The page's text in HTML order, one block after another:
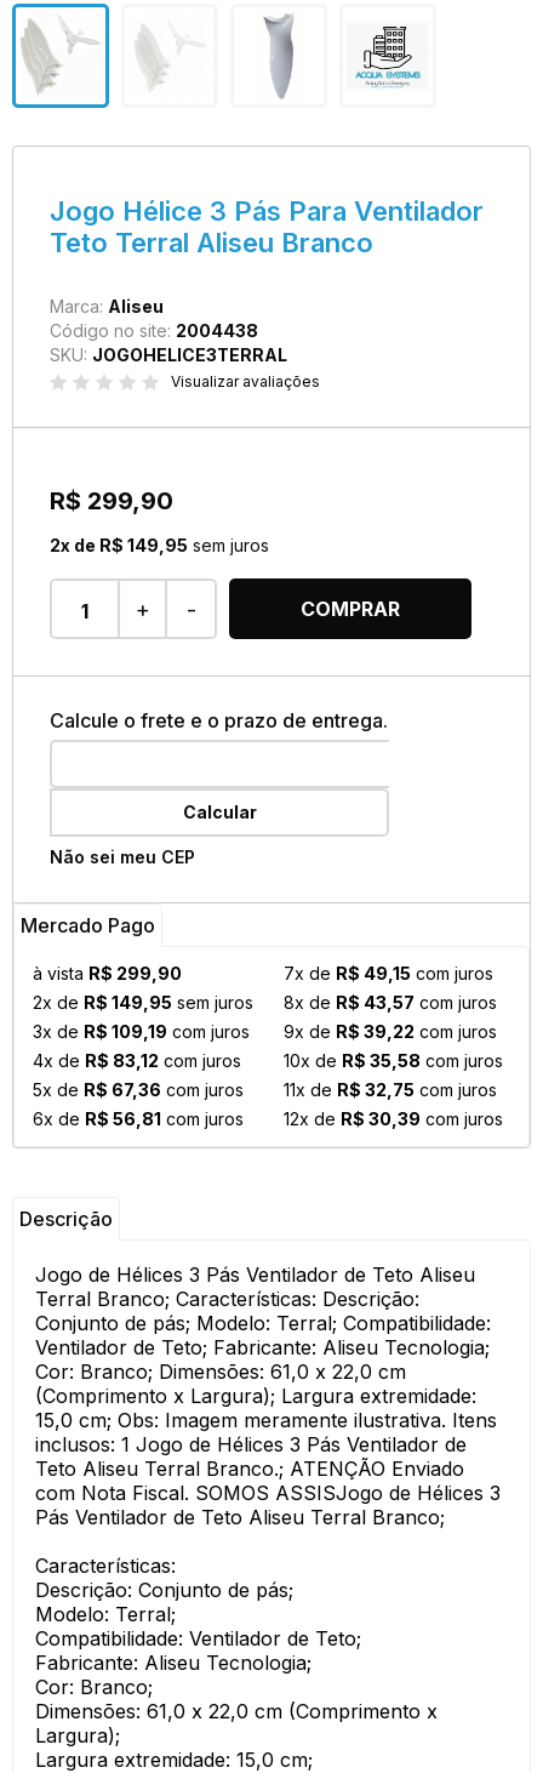
Jogo Hélice 3 Pás Para Ventilador
Teto Terral Aliseu Branco
Marca: Aliseu
Código no site: 2004438
SKU: JOGOHELICE3TERRAL
Visualizar avaliações
R$ 299,90
2x de R$ 149,95 sem juros
+ - COMPRAR
Calcule o frete e o prazo de entrega.
Calcular
Não sei meu CEP
Mercado Pago
à vista R$ 299,90
2x de R$ 149,95 sem juros
3x de R$ 109,19 com juros
4x de R$ 83,12 com juros
5x de R$ 67,36 com juros
6x de R$ 56,81 com juros
7x de R$ 49,15 com juros
8x de R$ 43,57 com juros
9x de R$ 39,22 com juros
10x de R$ 35,58 com juros
11x de R$ 32,75 com juros
12x de R$ 30,39 com juros
Descrição
Jogo de Hélices 3 Pás Ventilador de Teto Aliseu
Terral Branco; Características: Descrição:
Conjunto de pás; Modelo: Terral; Compatibilidade:
Ventilador de Teto; Fabricante: Aliseu Tecnologia;
Cor: Branco; Dimensões: 61,0 x 22,0 cm
(Comprimento x Largura); Largura extremidade:
15,0 cm; Obs: Imagem meramente ilustrativa. Itens
inclusos: 1 Jogo de Hélices 3 Pás Ventilador de
Teto Aliseu Terral Branco.; ATENÇÃO Enviado
com Nota Fiscal. SOMOS ASSISJogo de Hélices 3
Pás Ventilador de Teto Aliseu Terral Branco;
Características:
Descrição: Conjunto de pás;
Modelo: Terral;
Compatibilidade: Ventilador de Teto;
Fabricante: Aliseu Tecnologia;
Cor: Branco;
Dimensões: 61,0 x 22,0 cm (Comprimento x
Largura);
Largura extremidade: 15,0 cm;